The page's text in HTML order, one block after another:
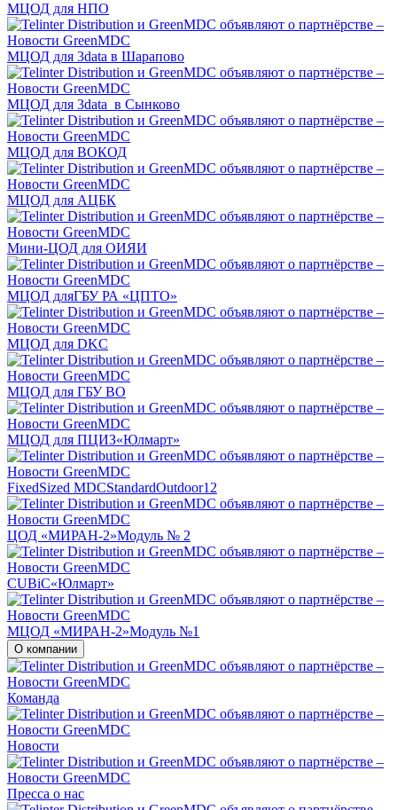
МЦОД для НПО
МЦОД для 3data в Шарапово
МЦОД для 3data в Сынково
МЦОД для ВОКОД
МЦОД для АЦБК
Мини-ЦОД для ОИЯИ
МЦОД дляГБУ РА «ЦПТО»
МЦОД для DKC
МЦОД для ГБУ ВО
МЦОД для ПЦИЗ«Юлмарт»
FixedSized MDCStandardOutdoor12
ЦОД «МИРАН-2»Модуль № 2
CUBiC«Юлмарт»
MЦОД «МИРАН-2»Модуль №1
О компании
Команда
Новости
Пресса о нас